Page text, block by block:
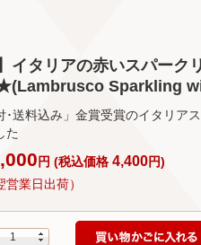
イタリアの赤いスパー
Sparkling
･送料込み」金賞受賞のイタリア
た
円 (税込価格 4,400円)
業日出荷）
1